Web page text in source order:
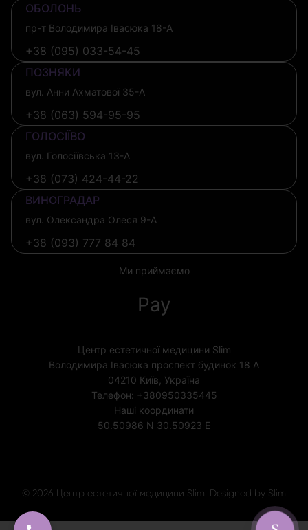
ОБОЛОНЬ
пр-т Володимира Івасюка 18-А
+38 (095) 033-54-45
ПОЗНЯКИ
вул. Анни Ахматової 35-А
+38 (063) 594-95-95
ГОЛОСІЇВО
вул. Голосіївська 13-А
+38 (073) 424-44-22
ВИНОГРАДАР
вул. Олександра Олеся 9-А
+38 (093) 777 84 84
Ми приймаємо
Pay
Центр естетичної медицини Slim
Володимира Івасюка проспект будинок 18 А
04210 Київ, Україна
Телефон: +380950335445
Наші координати
50.50986 N 30.50923 E
© 2026 Центр естетичної медицини Slim. Designed by Slim